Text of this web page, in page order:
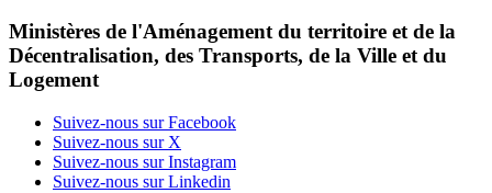
Ministères de l'Aménagement du territoire et de la
Décentralisation, des Transports, de la Ville et du
Logement
Suivez-nous sur Facebook
Suivez-nous sur X
Suivez-nous sur Instagram
Suivez-nous sur Linkedin